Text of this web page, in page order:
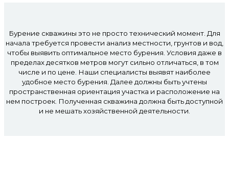
Бурение скважины это не просто технический момент. Для
начала требуется провести анализ местности, грунтов и вод,
чтобы выявить оптимальное место бурения. Условия даже в
пределах десятков метров могут сильно отличаться, в том
числе и по цене. Наши специалисты выявят наиболее
удобное место бурения. Далее должны быть учтены
пространственная ориентация участка и расположение на
нем построек. Полученная скважина должна быть доступной
и не мешать хозяйственной деятельности.